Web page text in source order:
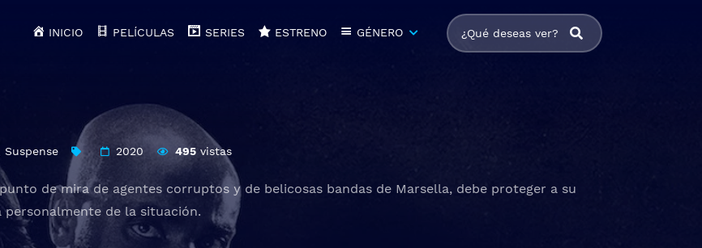
INICIO PELÍCULAS SERIES ESTRENO GÉNERO
Suspense 2020 495vistas
de mira de agentes corruptos y de belicosas bandas de Marsella, debe proteger a su
personalmente de la situación.